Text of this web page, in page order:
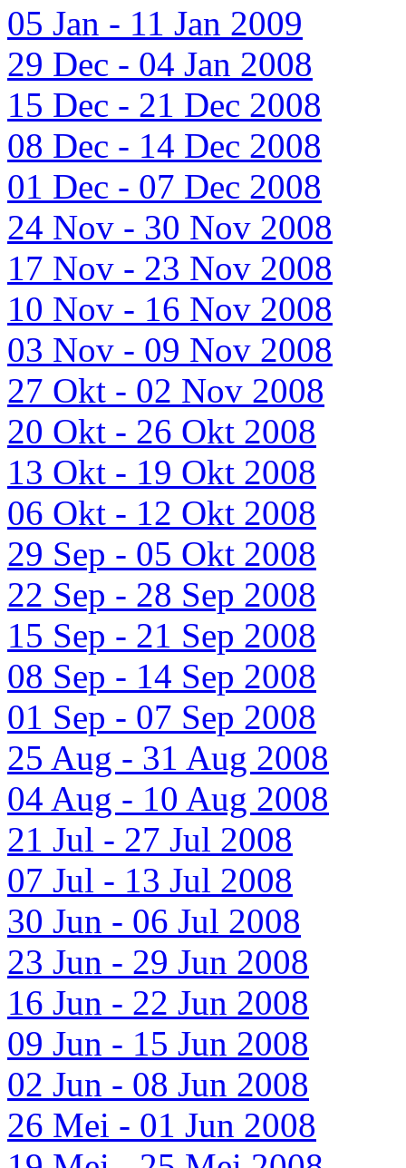
05 Jan - 11 Jan 2009
29 Dec - 04 Jan 2008
15 Dec - 21 Dec 2008
08 Dec - 14 Dec 2008
01 Dec - 07 Dec 2008
24 Nov - 30 Nov 2008
17 Nov - 23 Nov 2008
10 Nov - 16 Nov 2008
03 Nov - 09 Nov 2008
27 Okt - 02 Nov 2008
20 Okt - 26 Okt 2008
13 Okt - 19 Okt 2008
06 Okt - 12 Okt 2008
29 Sep - 05 Okt 2008
22 Sep - 28 Sep 2008
15 Sep - 21 Sep 2008
08 Sep - 14 Sep 2008
01 Sep - 07 Sep 2008
25 Aug - 31 Aug 2008
04 Aug - 10 Aug 2008
21 Jul - 27 Jul 2008
07 Jul - 13 Jul 2008
30 Jun - 06 Jul 2008
23 Jun - 29 Jun 2008
16 Jun - 22 Jun 2008
09 Jun - 15 Jun 2008
02 Jun - 08 Jun 2008
26 Mei - 01 Jun 2008